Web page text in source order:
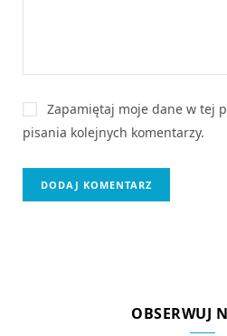
Zapamiętaj moje dane w tej
pisania kolejnych komentarzy.
OBSERWUJ